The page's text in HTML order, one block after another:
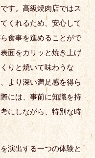
す。高級焼肉店ではス
くれるため、安心して
食事を進めることがで
面をカリッと焼き上げ
りと焼いて味わうな
より深い満足感を得ら
には、事前に知識を持
にしながら、特別な時
演出する一つの体験と